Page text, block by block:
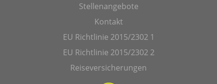
Stellenangebote
Kontakt
EU Richtlinie 2015/2302 1
EU Richtlinie 2015/2302 2
Reiseversicherungen